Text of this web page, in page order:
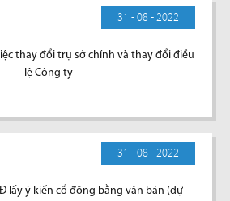
31 - 08 - 2022
thay đổi trụ sở chính và thay đổi điều
lệ Công ty
31 - 08 - 2022
lấy ý kiến cổ đông bằng văn bản (dự